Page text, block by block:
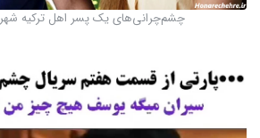
چشم‌چرانی‌های یک پسر اهل ترکیه